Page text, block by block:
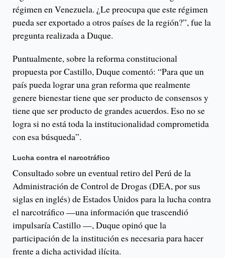
régimen en Venezuela. ¿Le preocupa que este régimen
pueda ser exportado a otros países de la región?”, fue la
pregunta realizada a Duque.
Puntualmente, sobre la reforma constitucional
propuesta por Castillo, Duque comentó: “Para que un
país pueda lograr una gran reforma que realmente
genere bienestar tiene que ser producto de consensos y
tiene que ser producto de grandes acuerdos. Eso no se
logra si no está toda la institucionalidad comprometida
con esa búsqueda”.
Lucha contra el narcotráfico
Consultado sobre un eventual retiro del Perú de la
Administración de Control de Drogas (DEA, por sus
siglas en inglés) de Estados Unidos para la lucha contra
el narcotráfico —una información que trascendió
impulsaría Castillo —, Duque opinó que la
participación de la institución es necesaria para hacer
frente a dicha actividad ilícita.